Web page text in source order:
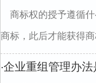
商标权的授予遵循
商标，此后才能获得
·企业重组管理办